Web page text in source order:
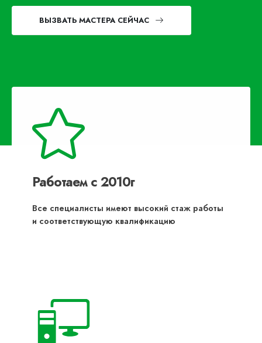
ВЫЗВАТЬ МАСТЕРА СЕЙЧАС
Работаем с 2010г
Все специалисты имеют высокий стаж работы
и соответствующую квалификацию